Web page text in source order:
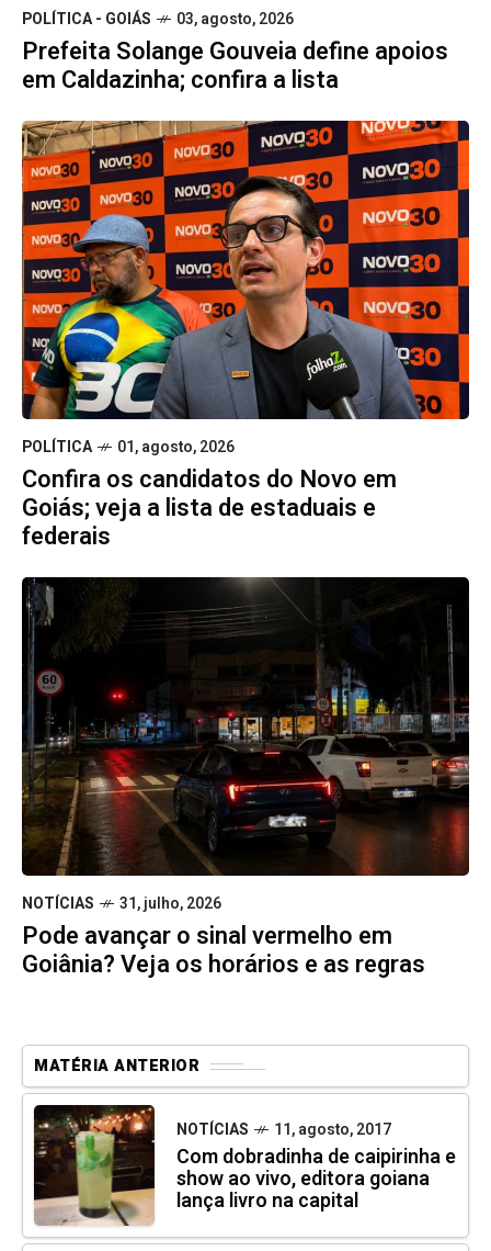
POLÍTICA - GOIÁS 03, agosto, 2026
Prefeita Solange Gouveia define apoios
em Caldazinha; confira a lista
POLÍTICA 01, agosto, 2026
Confira os candidatos do Novo em
Goiás; veja a lista de estaduais e
federais
NOTÍCIAS 31, julho, 2026
Pode avançar o sinal vermelho em
Goiânia? Veja os horários e as regras
MATÉRIA ANTERIOR
NOTÍCIAS 11, agosto, 2017
Com dobradinha de caipirinha e
show ao vivo, editora goiana
lança livro na capital